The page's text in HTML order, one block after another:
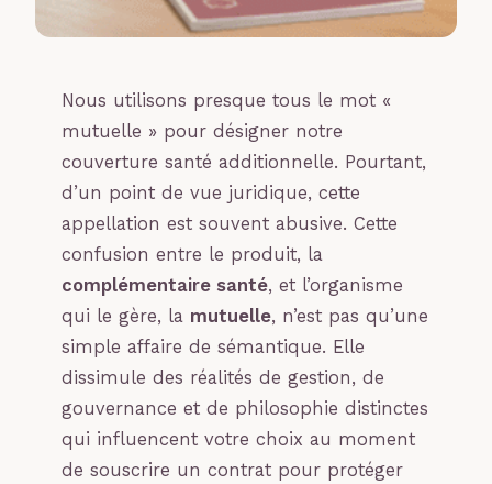
Nous utilisons presque tous le mot «
mutuelle » pour désigner notre
couverture santé additionnelle. Pourtant,
d’un point de vue juridique, cette
appellation est souvent abusive. Cette
confusion entre le produit, la
complémentaire santé, et l’organisme
qui le gère, la mutuelle, n’est pas qu’une
simple affaire de sémantique. Elle
dissimule des réalités de gestion, de
gouvernance et de philosophie distinctes
qui influencent votre choix au moment
de souscrire un contrat pour protéger